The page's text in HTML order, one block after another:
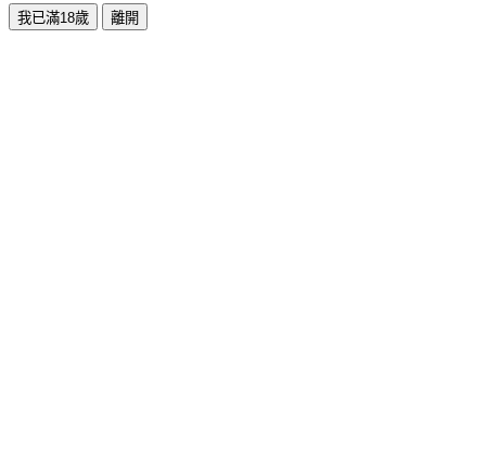
我已滿18歲 離開